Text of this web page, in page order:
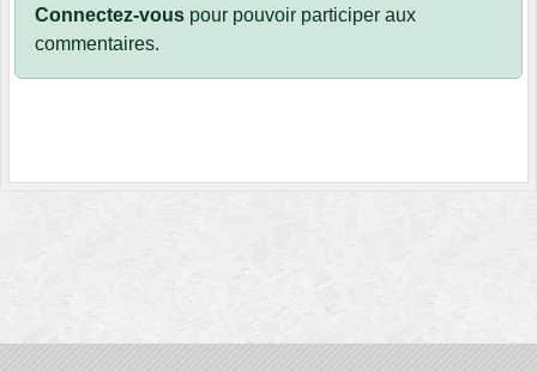
Connectez-vous pour pouvoir participer aux
commentaires.